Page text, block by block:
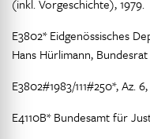
(inkl. Vorgeschichte), 1979.
E3802* Eidgenössisches
Hans Hürlimann, Bundesrat
E3802#1983/111#250*, Az.
E4110B* Bundesamt für